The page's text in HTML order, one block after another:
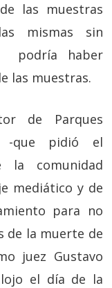
las muestras
mismas sin
podría haber
las muestras.
de Parques
-que pidió el
comunidad
mediático y de
para no
de la muerte de
juez Gustavo
el día de la